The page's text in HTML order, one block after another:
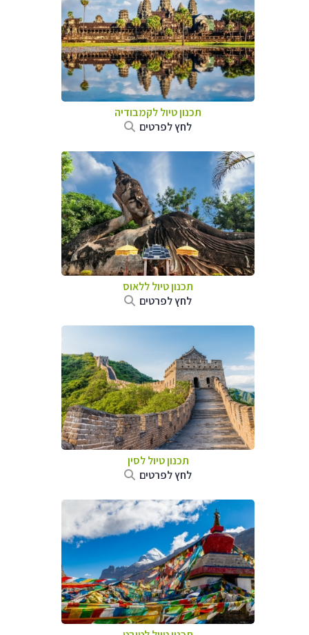
תכנון טיוללקמבודיה
לחץ לפרטים
תכנון טיולללאוס
לחץ לפרטים
תכנון טיוללסין
לחץ לפרטים